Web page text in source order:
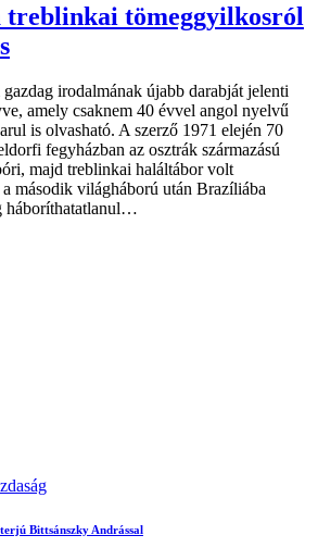
tömeggyilkosról
irodalmának újabb darabját jelenti
amely csaknem 40 évvel angol nyelvű
is olvasható. A szerző 1971 elején 70
fegyházban az osztrák származású
majd treblinkai haláltábor volt
második világháború után Brazíliába
háboríthatatlanul…
Bittsánszky Andrással